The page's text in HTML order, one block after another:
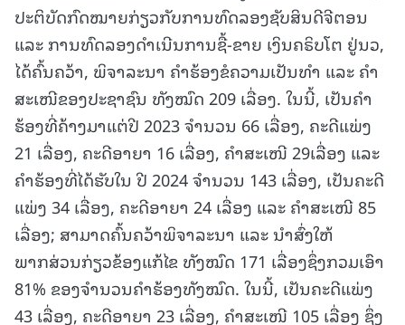
ປະຕິບັດກົດໝາຍກ່ຽວກັບການທົດລອງຊັບສິນດີຈີຕອນ
ແລະ ການທົດລອງດໍາເນີນການຊື້-ຂາຍ ເງິນຄຣິບໂຕ ຢູ່ນວ,
ໄດ້ຄົ້ນຄວ້າ, ພິຈາລະນາ ຄໍາຮ້ອງຂໍຄວາມເປັນທຳ ແລະ ຄໍາ
ສະເໜີຂອງປະຊາຊົນ ທັງໝົດ 209 ເລື່ອງ. ໃນນີ້, ເປັນຄໍາ
ຮ້ອງທີ່ຄ້າງມາແຕ່ປີ 2023 ຈໍານວນ 66 ເລື່ອງ, ຄະດີແພ່ງ
21 ເລື່ອງ, ຄະດີອາຍາ 16 ເລື່ອງ, ຄໍາສະເໜີ 29ເລື່ອງ ແລະ
ຄໍາຮ້ອງທີ່ໄດ້ຮັບໃນ ປີ 2024 ຈໍານວນ 143 ເລື່ອງ, ເປັນຄະດີ
ແພ່ງ 34 ເລື່ອງ, ຄະດີອາຍາ 24 ເລື່ອງ ແລະ ຄໍາສະເໜີ 85
ເລື່ອງ; ສາມາດຄົ້ນຄວ້າພິຈາລະນາ ແລະ ນໍາສົ່ງໃຫ້
ພາກສ່ວນກ່ຽວຂ້ອງແກ້ໄຂ ທັງໝົດ 171 ເລື່ອງຊຶ່ງກວມເອົາ
81% ຂອງຈໍານວນຄໍາຮ້ອງທັງໝົດ. ໃນນີ້, ເປັນຄະດີແພ່ງ
43 ເລື່ອງ, ຄະດີອາຍາ 23 ເລື່ອງ, ຄໍາສະເໜີ 105 ເລື່ອງ ຊຶ່ງ